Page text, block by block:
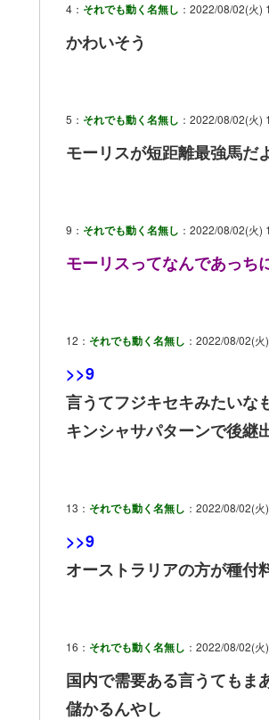
4： それでも動く名無し ：2022/08/02(火)
かわいそう
5： それでも動く名無し ：2022/08/02(火)
モーリスが短距離最強馬だ
9： それでも動く名無し ：2022/08/02(火)
モーリスってなんであっち
12： それでも動く名無し ：2022/08/02(
>>9
言うてフジキセキみたいな
キンシャサパターンで後継
13： それでも動く名無し ：2022/08/02(
>>9
オーストラリアの方が種付
16： それでも動く名無し ：2022/08/02(
国内で需要ある言うてもま
儲かるんやし